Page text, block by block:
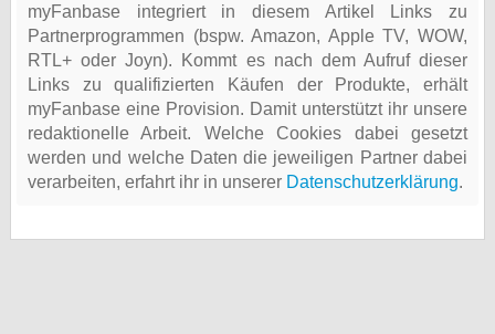
myFanbase integriert in diesem Artikel Links zu
Partnerprogrammen (bspw. Amazon, Apple TV, WOW,
RTL+ oder Joyn). Kommt es nach dem Aufruf dieser
Links zu qualifizierten Käufen der Produkte, erhält
myFanbase eine Provision. Damit unterstützt ihr unsere
redaktionelle Arbeit. Welche Cookies dabei gesetzt
werden und welche Daten die jeweiligen Partner dabei
verarbeiten, erfahrt ihr in unserer Datenschutzerklärung.